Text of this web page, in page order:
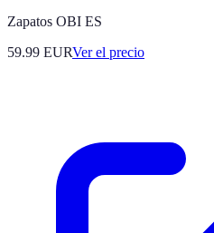
Zapatos OBI ES
59.99 EURVer el precio